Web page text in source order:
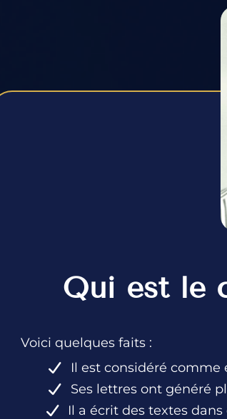
Qui est le
Voici quelques faits :
Il est considéré
Ses lettres ont généré
Il a écrit des textes